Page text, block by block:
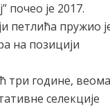
је 2017.
петлића пружио
на позицији
три године, веома
селекције